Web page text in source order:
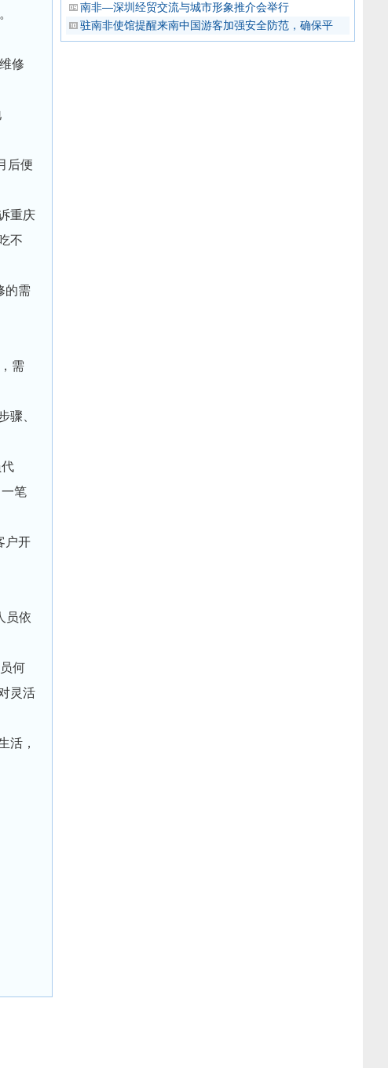
修
后便
重庆
不
的需
需
骤、
笔
户开
员依
何
灵活
活，
南非—深圳经贸交流与城市形象推介会举行
驻南非使馆提醒来南中国游客加强安全防范，确保平